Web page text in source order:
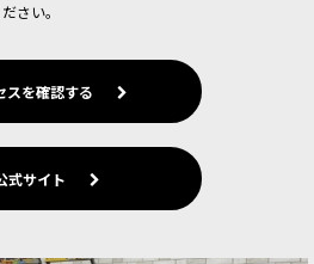
さい。
スを確認する
式サイト